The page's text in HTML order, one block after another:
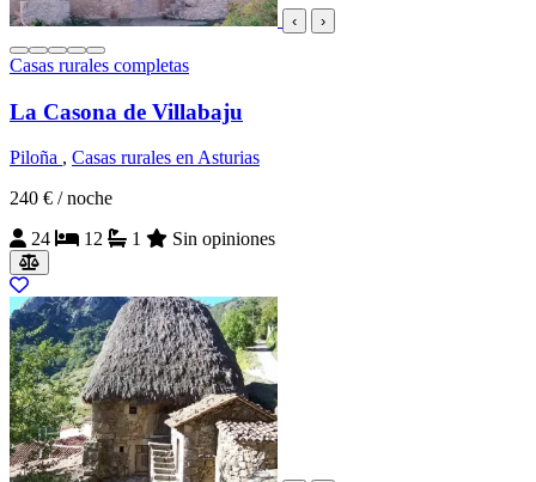
‹ ›
Casas rurales completas
La Casona de Villabaju
Piloña , Casas rurales en Asturias
240 € / noche
24
12 1 Sin opiniones